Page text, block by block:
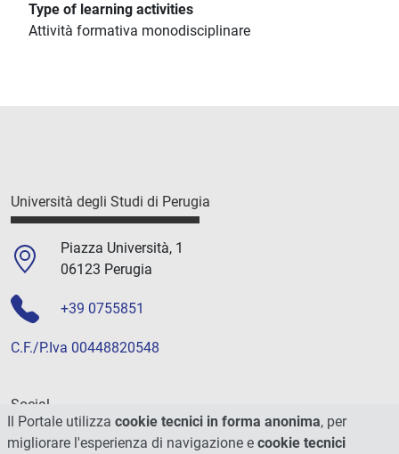
Type of learning activities
Attività formativa monodisciplinare
Università degli Studi di Perugia
Piazza Università, 1
06123 Perugia
+39 0755851
C.F./P.Iva 00448820548
Social
Il Portale utilizza cookie tecnici in forma anonima, per
migliorare l'esperienza di navigazione e cookie tecnici